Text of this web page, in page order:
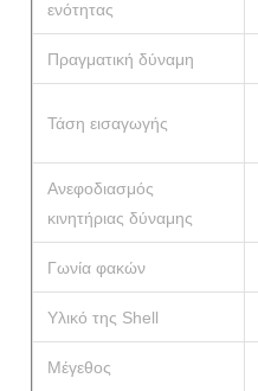
ενότητας
Πραγματική δύναμη
Τάση εισαγωγής
Ανεφοδιασμός
κινητήριας δύναμης
Γωνία φακών
Υλικό της Shell
Μέγεθος